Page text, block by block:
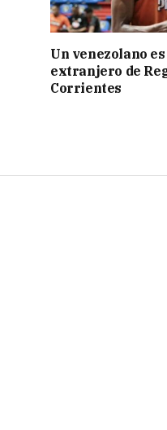
Un venezolano
extranjero de
Corrientes